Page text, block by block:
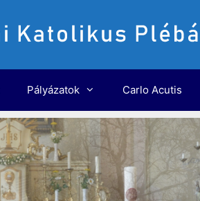
Pályázatok Carlo Acutis